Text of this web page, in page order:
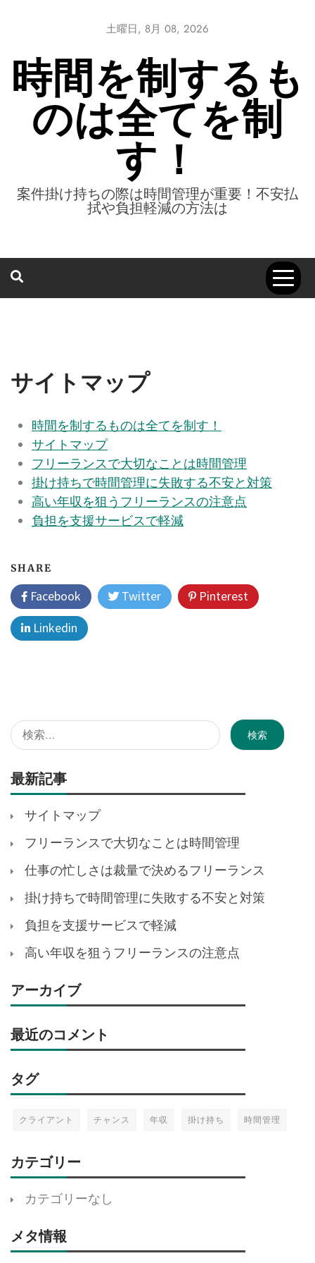
土曜日, 8月 08, 2026
時間を制するも
のは全てを制
す！
案件掛け持ちの際は時間管理が重要！不安払
拭や負担軽減の方法は
サイトマップ
時間を制するものは全てを制す！
サイトマップ
フリーランスで大切なことは時間管理
掛け持ちで時間管理に失敗する不安と対策
高い年収を狙うフリーランスの注意点
負担を支援サービスで軽減
SHARE
Facebook Twitter
Pinterest
Linkedin
検
索:
最新記事
サイトマップ
フリーランスで大切なことは時間管理
仕事の忙しさは裁量で決めるフリーランス
掛け持ちで時間管理に失敗する不安と対策
負担を支援サービスで軽減
高い年収を狙うフリーランスの注意点
アーカイブ
最近のコメント
タグ
クライアント チャンス 年収 掛け持ち 時間管理
カテゴリー
カテゴリーなし
メタ情報